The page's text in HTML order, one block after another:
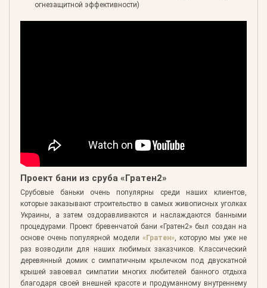
огнезащитной эффективности)
Проект бани из сруба «Гратен2»
Срубовые баньки очень популярны среди наших клиентов,
которые заказывают строительство в самых живописных уголках
Украины, а затем оздоравливаются и наслаждаются банными
процедурами. Проект бревенчатой бани «Гратен2» был создан на
основе очень популярной модели «Гратен» , которую мы уже не
раз возводили для наших любимых заказчиков. Классический
деревянный домик с симпатичным крылечком под двускатной
крышей завоевал симпатии многих любителей банного отдыха
благодаря своей внешней красоте и продуманному внутреннему